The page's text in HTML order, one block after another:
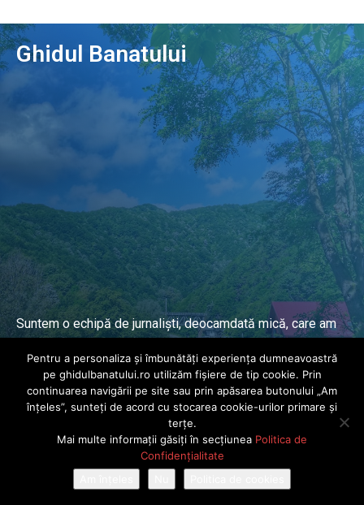
Ghidul Banatului
Suntem o echipă de jurnaliști, deocamdată mică, care am
ani.
© Ghidul Banatului 2025. Toate drepturile rezervate · Dezvoltat de
Power Media FX
Pentru a personaliza și îmbunătăți experiența dumneavoastră
pe ghidulbanatului.ro utilizăm fișiere de tip cookie. Prin
continuarea navigării pe site sau prin apăsarea butonului „Am
înțeles”, sunteți de acord cu stocarea cookie-urilor primare și
terțe.
Mai multe informații găsiți în secțiunea Politica de
Confidențialitate